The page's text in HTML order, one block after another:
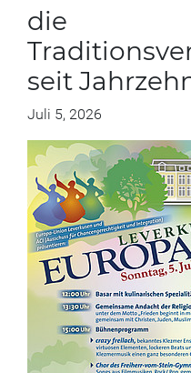
die
seit
Juli 5, 2026